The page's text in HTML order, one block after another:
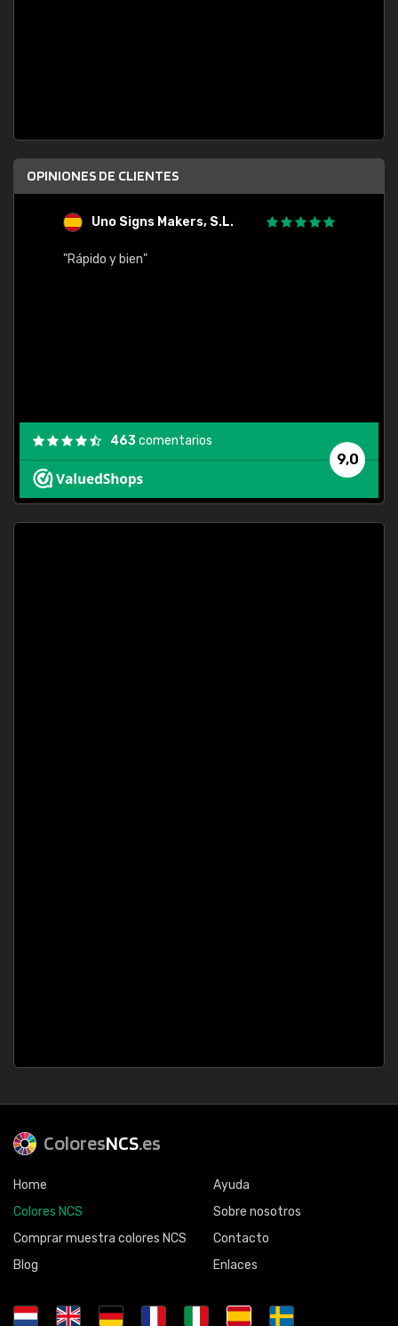
OPINIONES DE CLIENTES
Uno Signs Makers, S.L.
"Rápido y bien"
9,0
463comentarios
ColoresNCS.es
Home
Colores NCS
Comprar muestra colores NCS
Blog
Ayuda
Sobre nosotros
Contacto
Enlaces